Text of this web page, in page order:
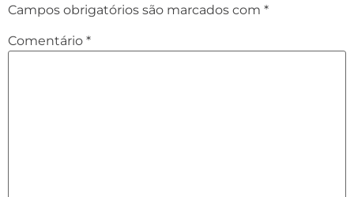
Campos obrigatórios são marcados com *
Comentário *